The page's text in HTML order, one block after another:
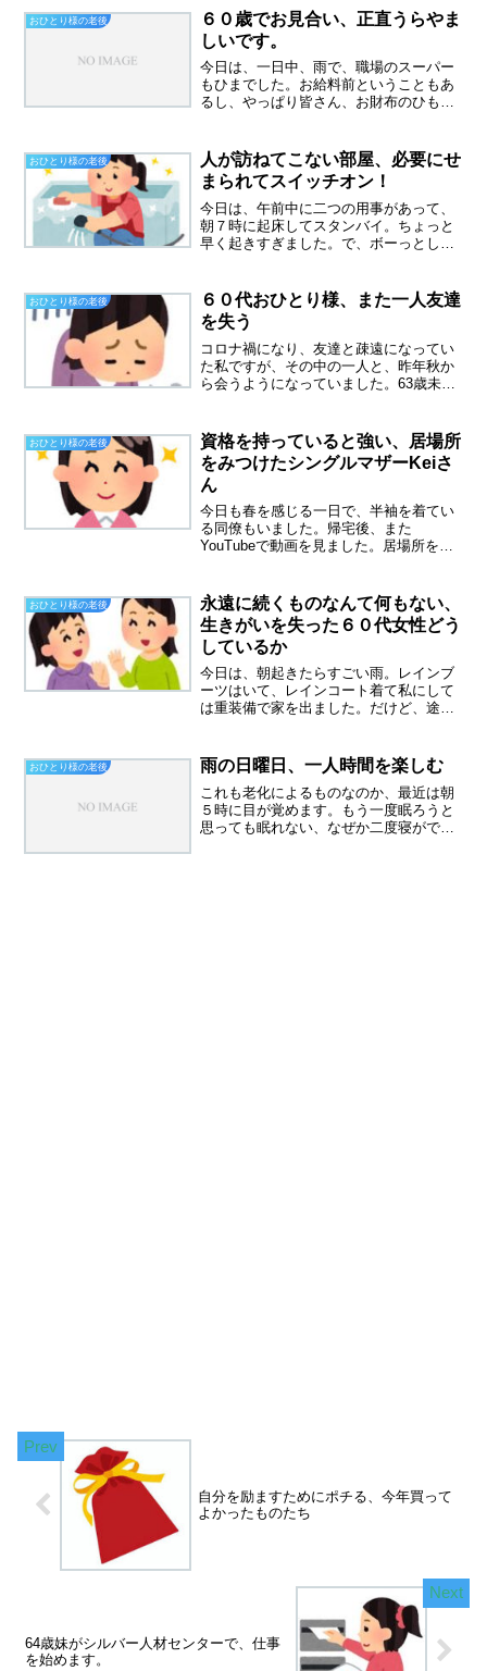
おひとり様の老後
６０歳でお見合い、正直うらやま
しいです。
今日は、一日中、雨で、職場のスーパー
もひまでした。お給料前ということもあ
るし、やっぱり皆さん、お財布のひもが
は、いつも楽しみに拝見させていただい
てますが、最近の記事でお...
おひとり様の老後
人が訪ねてこない部屋、必要にせ
まられてスイッチオン！
今日は、午前中に二つの用事があって、
朝７時に起床してスタンバイ。ちょっと
早く起きすぎました。で、ボーっとして
ま、髪はボーボーでした。慌てて、身支
度し、ササっと玄関を掃除。...
おひとり様の老後
６０代おひとり様、また一人友達
を失う
コロナ禍になり、友達と疎遠になってい
た私ですが、その中の一人と、昨年秋か
ら会うようになっていました。63歳未亡
きつい性格が苦手でした。彼女も暇、私
も暇ということで、会う...
おひとり様の老後
資格を持っていると強い、居場所
をみつけたシングルマザーKeiさ
ん
今日も春を感じる一日で、半袖を着てい
る同僚もいました。帰宅後、また
YouTubeで動画を見ました。居場所をみ
ングルマザーKeiさんの話題です。今ま
で、何回も転職を繰...
おひとり様の老後
永遠に続くものなんて何もない、
生きがいを失った６０代女性どう
しているか
今日は、朝起きたらすごい雨。レインブ
ーツはいて、レインコート着て私にして
は重装備で家を出ました。だけど、途中
行われたようです。中村さんは、もう空
へのぼっていっちゃいま...
おひとり様の老後 雨の日曜日、一人時間を楽しむ
これも老化によるものなのか、最近は朝
５時に目が覚めます。もう一度眠ろうと
思っても眠れない、なぜか二度寝ができ
自分を励ますためにポチる、今年買って
よかったものたち
64歳妹がシルバー人材センターで、仕事
を始めます。